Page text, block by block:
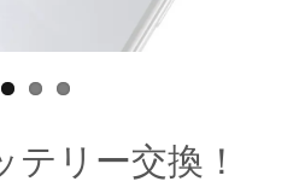
テリー交換！